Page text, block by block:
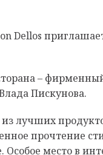
Dellos
–
Пискунова.
лучших
прочтение
место в